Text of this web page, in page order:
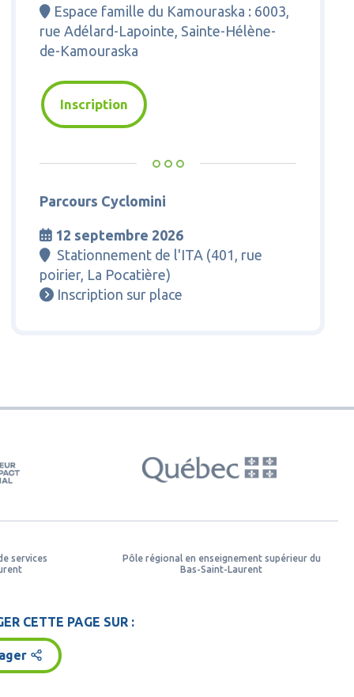
 Espace famille du Kamouraska : 6003,
rue Adélard-Lapointe, Sainte-Hélène-
de-Kamouraska
Inscription
Parcours Cyclomini
 12 septembre 2026
 Stationnement de l'ITA (401, rue
poirier, La Pocatière)
 Inscription sur place
services
Pôle régional en enseignement supérieur du
Bas-Saint-Laurent
CETTE PAGE SUR :